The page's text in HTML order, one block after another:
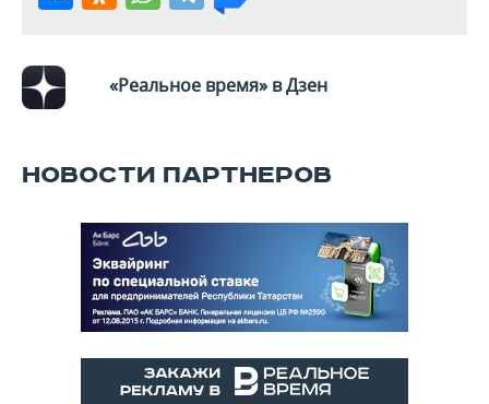
«Реальное время» в Дзен
НОВОСТИ ПАРТНЕРОВ